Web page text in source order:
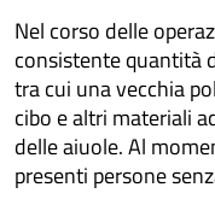
Nel corso delle
consistente quantità
tra cui una vecchia
cibo e altri materiali
delle aiuole. Al
presenti persone